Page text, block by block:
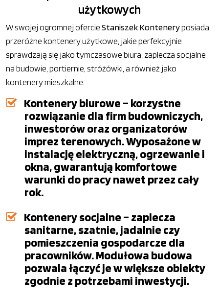
użytkowych
W swojej ogromnej ofercieStaniszek Konteneryposiada
przeróżne kontenery użytkowe, jakie perfekcyjnie
sprawdzają się jako tymczasowe biura, zaplecza socjalne
na budowie, portiernie, stróżówki, a również jako
kontenery mieszkalne:
Kontenery biurowe – korzystne
rozwiązanie dla firm budowniczych,
inwestorów oraz organizatorów
imprez terenowych. Wyposażone w
instalację elektryczną, ogrzewanie i
okna, gwarantują komfortowe
warunki do pracy nawet przez cały
rok.
Kontenery socjalne – zaplecza
sanitarne, szatnie, jadalnie czy
pomieszczenia gospodarcze dla
pracowników. Modułowa budowa
pozwala łączyć je w większe obiekty
zgodnie z potrzebami inwestycji.